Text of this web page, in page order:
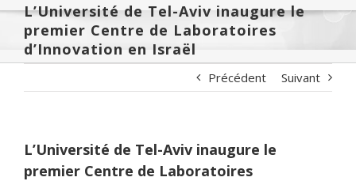
L’Université de Tel-Aviv inaugure le
premier Centre de Laboratoires
d’Innovation en Israël
Précédent Suivant
L’Université de Tel-Aviv inaugure le
premier Centre de Laboratoires